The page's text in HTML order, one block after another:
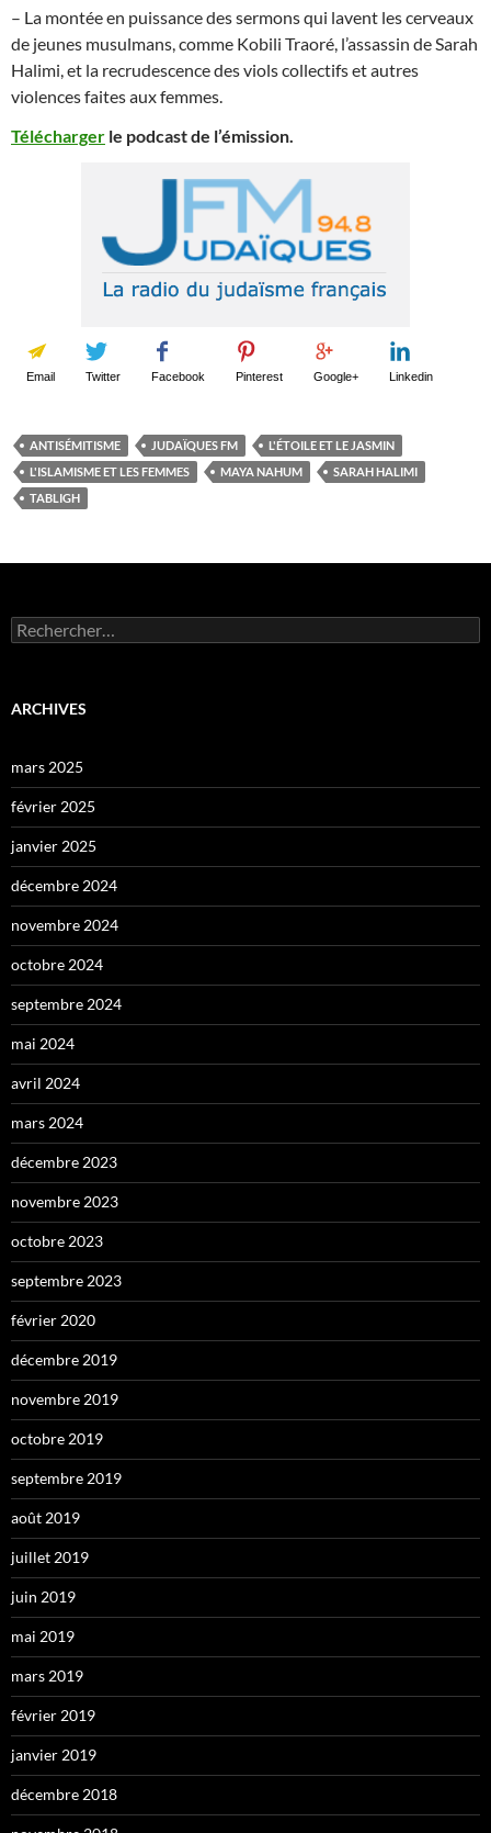
– La montée en puissance des sermons qui lavent les cerveaux
de jeunes musulmans, comme Kobili Traoré, l’assassin de Sarah
Halimi, et la recrudescence des viols collectifs et autres
violences faites aux femmes.
Télécharger le podcast de l’émission.
Email Twitter Facebook Pinterest Google+ Linkedin
ANTISÉMITISME JUDAÏQUES FM
L'ÉTOILE ET LE JASMIN
L'ISLAMISME ET LES FEMMES
MAYA NAHUM
SARAH HALIMI
TABLIGH
Rechercher :
ARCHIVES
mars 2025
février 2025
janvier 2025
décembre 2024
novembre 2024
octobre 2024
septembre 2024
mai 2024
avril 2024
mars 2024
décembre 2023
novembre 2023
octobre 2023
septembre 2023
février 2020
décembre 2019
novembre 2019
octobre 2019
septembre 2019
août 2019
juillet 2019
juin 2019
mai 2019
mars 2019
février 2019
janvier 2019
décembre 2018